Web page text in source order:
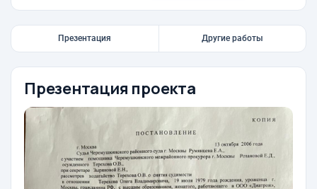
Презентация Другие работы
Презентация проекта